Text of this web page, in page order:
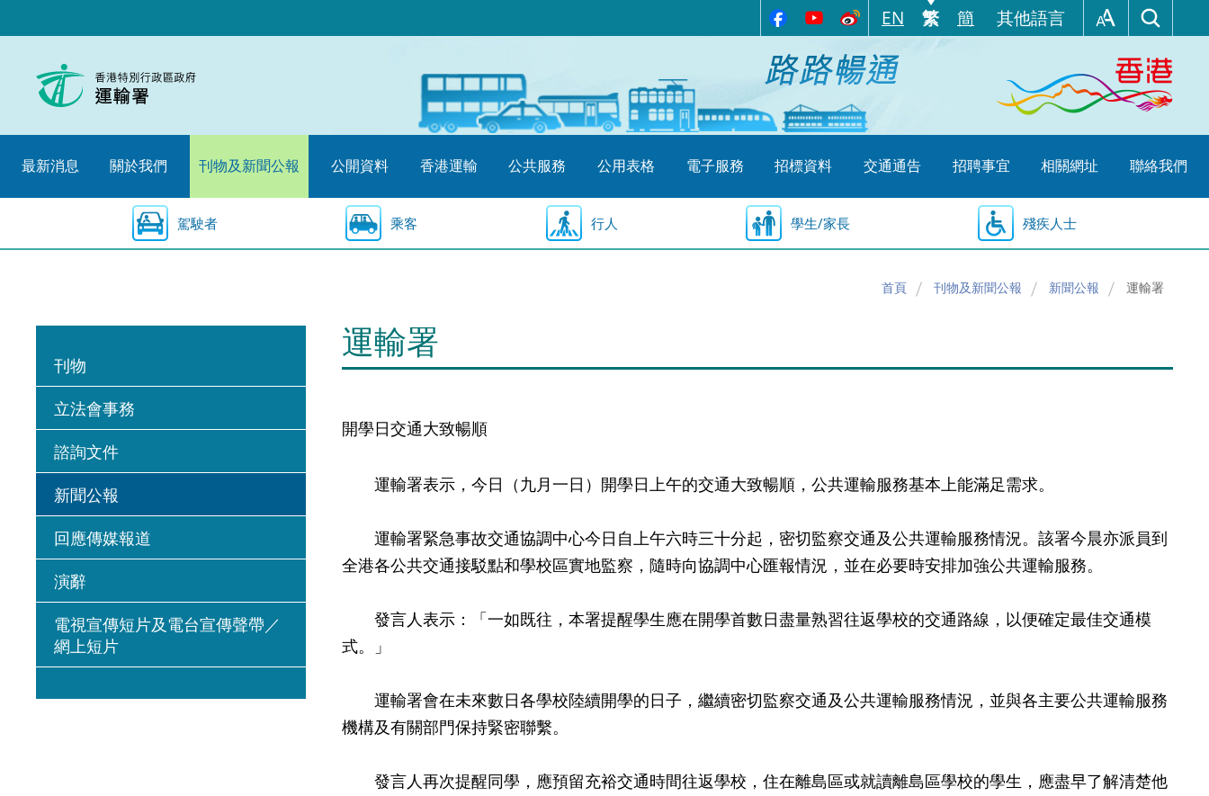
至
始
EN 繁 簡 其他語言
最新消息 關於我們 刊物及新聞公報 公開資料 香港運輸 公共服務 公用表格 電子服務 招標資料 交通通告 招聘事宜 相關網址 聯絡我們
駕駛者 乘客 行人 學生/家長 殘疾人士
首頁 刊物及新聞公報 新聞公報 運輸署
刊物
立法會事務
諮詢文件
新聞公報
回應傳媒報道
演辭
電視宣傳短片及電台宣傳聲帶／
網上短片
運輸署
開學日交通大致暢順
運輸署表示，今日（九月一日）開學日上午的交通大致暢順，公共運輸服務基本上能滿足需求。
運輸署緊急事故交通協調中心今日自上午六時三十分起，密切監察交通及公共運輸服務情況。該署今晨亦派員到
全港各公共交通接駁點和學校區實地監察，隨時向協調中心匯報情況，並在必要時安排加強公共運輸服務。
發言人表示：「一如既往，本署提醒學生應在開學首數日盡量熟習往返學校的交通路線，以便確定最佳交通模
式。」
運輸署會在未來數日各學校陸續開學的日子，繼續密切監察交通及公共運輸服務情況，並與各主要公共運輸服務
機構及有關部門保持緊密聯繫。
發言人再次提醒同學，應預留充裕交通時間往返學校，住在離島區或就讀離島區學校的學生，應盡早了解清楚他